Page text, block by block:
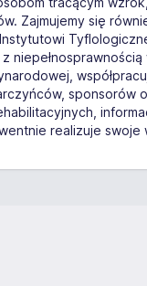
Zajmujemy się
sponsorów
realizuje swoje